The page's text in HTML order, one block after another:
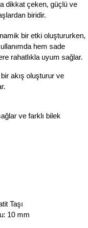
dikkat çeken, güçlü ve
biridir.
bir etki oluştururken,
hem sade
rahatlıkla uyum sağlar.
bir akış oluşturur ve
ve farklı bilek
Taşı
10 mm